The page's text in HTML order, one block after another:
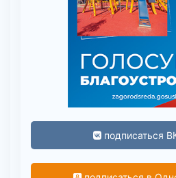
подписаться